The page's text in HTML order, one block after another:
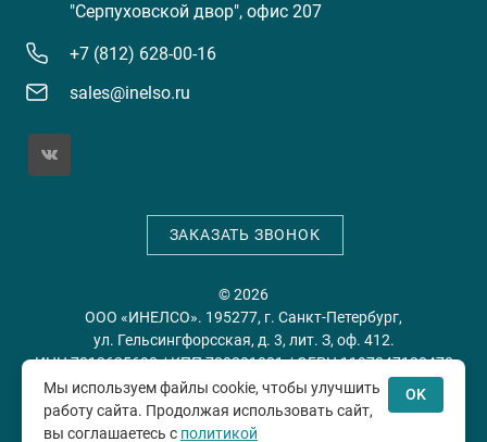
"Серпуховской двор", офис 207
+7 (812) 628-00-16
sales@inelso.ru
ЗАКАЗАТЬ ЗВОНОК
© 2026
ООО «ИНЕЛСО». 195277, г. Санкт-Петербург,
ул. Гельсингфорсская, д. 3, лит. З, оф. 412.
ИНН 7813635698 / КПП 780201001 / ОГРН 1197847128478
Политика конфиденциальности
Мы используем файлы cookie, чтобы улучшить
работу сайта. Продолжая использовать сайт,
вы соглашаетесь с политикой
OK